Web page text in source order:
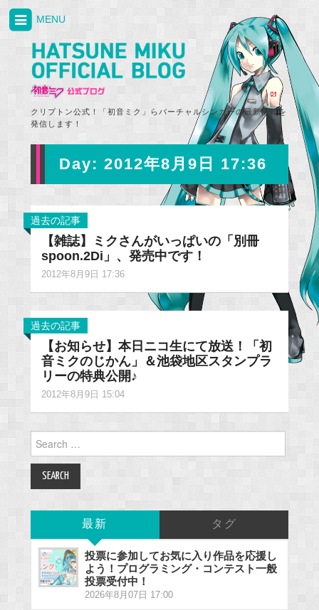
クリプトン公式！「初音ミク」らバーチャルシンガーの最新情報を
発信します！
MENU
Day: 2012年8月9日 17:36
過去の記事
【雑誌】ミクさんがいっぱいの「別冊
spoon.2Di」、発売中です！
2012年8月9日 17:36
過去の記事
【お知らせ】本日ニコ生にて放送！「初
音ミクのじかん」＆池袋地区スタンプラ
リーの特典公開♪
2012年8月9日 15:04
Search
for:
最新 タグ
投票に参加してお気に入り作品を応援し
よう！プログラミング・コンテスト一般
投票受付中！
2026年8月07日 17:00